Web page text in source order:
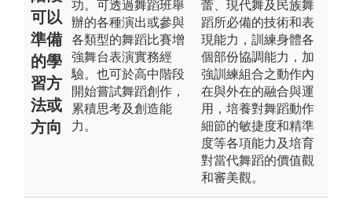
可以
準備
的學
習方
法或
方向
功。可透過舞蹈班舉
辦的各種演出或參與
各類型的舞蹈比賽增
強舞台表演實務經
驗。也可於高中階段
開始嘗試舞蹈創作，
累積思考及創造能
力。
蕾、現代舞及民族舞
蹈所必備的技術和表
現能力，訓練身體各
個部份協調能力，加
強訓練組合之動作內
在與外在的融合與運
用，培養對舞蹈動作
細節的敏捷度和精準
度等各項能力及培育
對當代舞蹈的價值觀
和審美觀。